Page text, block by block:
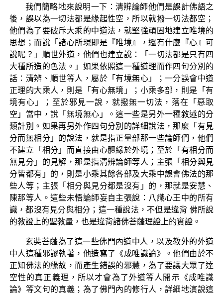
我們簡略地來說明一下：清辨論師他們是誤計佛語之
後，誤以為一切法都是緣起性空，所以就撥一切法都空；
他們為了要破斥大乘的中道法，就堅強頑固地建立唯境的
思想；而說「諸心所現即是『唯境』，還有什麼『心』可
說呢？」順世外道，他們也建立說：「一切法都是只有四
大種所造的色法。」如果依照這一種道理而作四句分別的
話：清辨、順世等人，屬於「有境無心」；一分誤會中道
正理的大乘人，則是「有心無境」；小乘多部，則是「有
境有心」；至於邪見一說，就撥無一切法，落在「惡取
空」當中，說「無境無心」。這一些是另外一種敘述的分
類計別。如果再另外作四句分別的詳細說法，那麼「有見
分而無相分」的說法，就是指正量部那一些論師們，他們
不建立「相分」而直接由心體緣於外境；至於「有相分而
無見分」的見解，那是指清辨論師等人；主張「相分與見
分皆都有」的，則是小乘其餘各部及大乘中誤會佛法的那
些人等；主張「相分與見分都是沒有」的，那就是安慧、
陳那等人。這些未悟論師妄自主張說：八識心王中的所有
識，都沒有見分與相分；這一種說法，不但是違背 佛所說
的教證上的聖教量，也是違背諸佛菩薩理證上的實證。
玄奘菩薩為了這一些佛門內道中人，以及教外的外道
中人這種邪謬執著，他造寫了《成唯識論》。他們由於不
正知佛法的緣故，而產生錯誤的邪慧，為了要讓大眾了達
空性的真正義理，所以才會為了外道等人開示《成唯識
論》等文句的真義；為了佛門內的修行人，詳細地演說這